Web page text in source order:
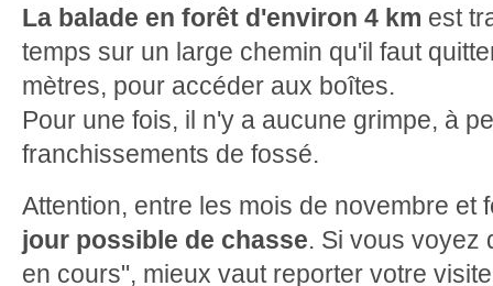
La balade en forêt d'environ 4 km est
temps sur un large chemin qu'il faut
mètres, pour accéder aux boîtes.
Pour une fois, il n'y a aucune grimpe, à
franchissements de fossé.
Attention, entre les mois de novembre et
jour possible de chasse. Si vous voyez
en cours", mieux vaut reporter votre